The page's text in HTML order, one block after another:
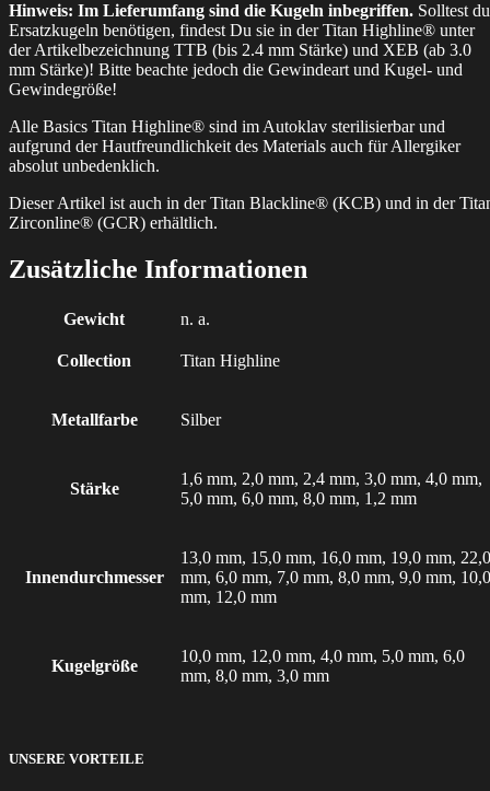
Hinweis: Im Lieferumfang sind die Kugeln inbegriffen. Solltest du
Ersatzkugeln benötigen, findest Du sie in der Titan Highline® unter
der Artikelbezeichnung TTB (bis 2.4 mm Stärke) und XEB (ab 3.0
mm Stärke)! Bitte beachte jedoch die Gewindeart und Kugel- und
Gewindegröße!
Alle Basics Titan Highline® sind im Autoklav sterilisierbar und
aufgrund der Hautfreundlichkeit des Materials auch für Allergiker
absolut unbedenklich.
Dieser Artikel ist auch in der Titan Blackline® (KCB) und in der
Zirconline® (GCR) erhältlich.
Zusätzliche Informationen
Gewicht n. a.
Collection Titan Highline
Metallfarbe Silber
Stärke
1,6 mm, 2,0 mm, 2,4 mm, 3,0 mm, 4,0 mm,
5,0 mm, 6,0 mm, 8,0 mm, 1,2 mm
Innendurchmesser
13,0 mm, 15,0 mm, 16,0 mm, 19,0 mm, 22,0
mm, 6,0 mm, 7,0 mm, 8,0 mm, 9,0 mm, 10,0
mm, 12,0 mm
Kugelgröße
10,0 mm, 12,0 mm, 4,0 mm, 5,0 mm, 6,0
mm, 8,0 mm, 3,0 mm
UNSERE VORTEILE